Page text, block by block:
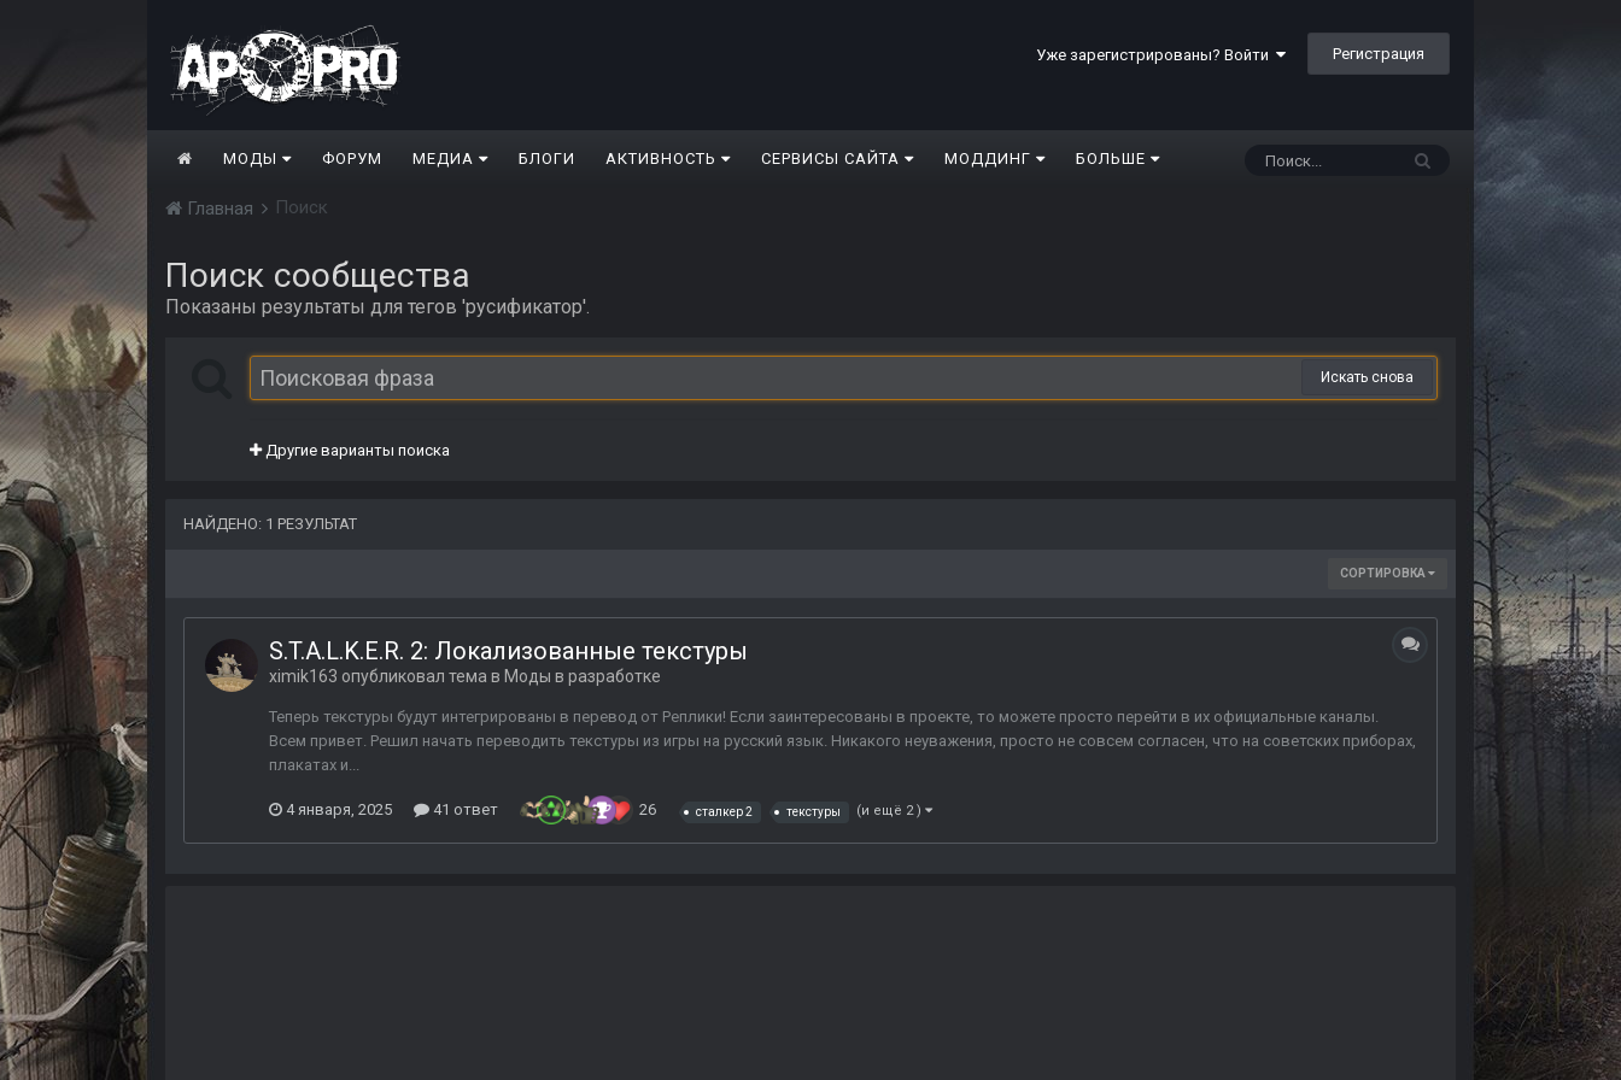
Уже зарегистрированы? Войти Регистрация
МОДЫ ФОРУМ МЕДИА БЛОГИ АКТИВНОСТЬ СЕРВИСЫ САЙТА МОДДИНГ БОЛЬШЕ
Главная Поиск
Поиск сообщества
Показаны результаты для тегов 'русификатор'.
Искать снова
Другие варианты поиска
НАЙДЕНО: 1 РЕЗУЛЬТАТ
СОРТИРОВКА
S.T.A.L.K.E.R. 2: Локализованные текстуры
ximik163 опубликовал тема в Моды в разработке
Теперь текстуры будут интегрированы в перевод от Реплики! Если заинтересованы в проекте, то можете просто перейти в их официальные каналы.
Всем привет. Решил начать переводить текстуры из игры на русский язык. Никакого неуважения, просто не совсем согласен, что на советских приборах,
плакатах и...
4 января, 2025 41 ответ 26 сталкер 2 текстуры (и ещё 2 )